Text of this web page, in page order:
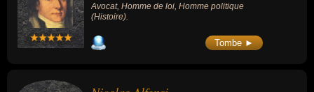
Avocat, Homme de loi, Homme politique
(Histoire).
Tombe ►